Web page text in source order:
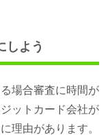
しよう
場合審査に時間が
ットカード会社が
理由があります。